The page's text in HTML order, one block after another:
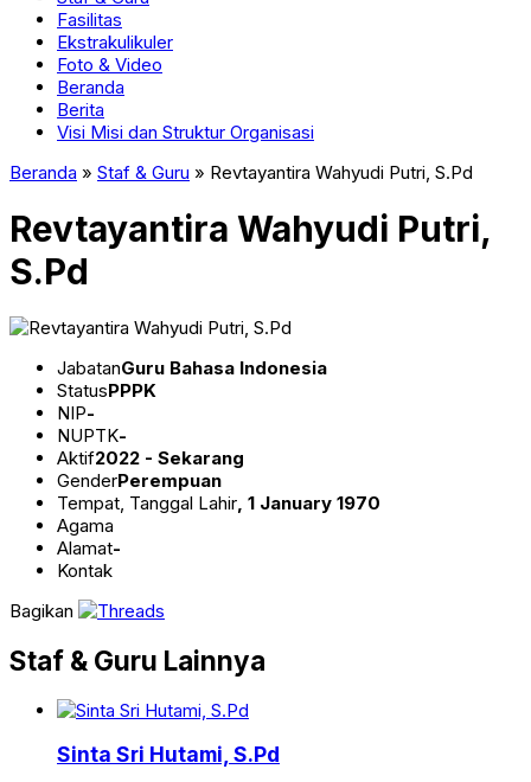
Fasilitas
Ekstrakulikuler
Foto & Video
Beranda
Berita
Visi Misi dan Struktur Organisasi
Beranda » Staf & Guru » Revtayantira Wahyudi Putri, S.Pd
Revtayantira Wahyudi Putri,
S.Pd
JabatanGuru Bahasa Indonesia
StatusPPPK
NIP-
NUPTK-
Aktif2022 - Sekarang
GenderPerempuan
Tempat, Tanggal Lahir, 1 January 1970
Agama
Alamat-
Kontak
Bagikan
Staf & Guru Lainnya
Sinta Sri Hutami, S.Pd